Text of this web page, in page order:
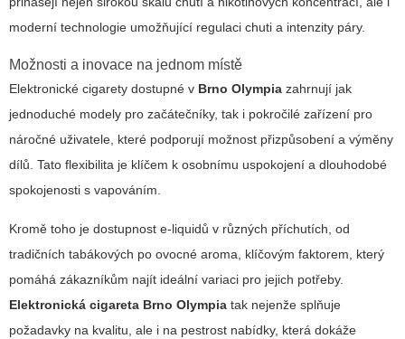
moderní technologie umožňující regulaci chuti a intenzity páry.
Možnosti a inovace na jednom místě
Elektronické cigarety dostupné v Brno Olympia zahrnují jak
jednoduché modely pro začátečníky, tak i pokročilé zařízení pro
náročné uživatele, které podporují možnost přizpůsobení a výměny
dílů. Tato flexibilita je klíčem k osobnímu uspokojení a dlouhodobé
spokojenosti s vapováním.
Kromě toho je dostupnost e-liquidů v různých příchutích, od
tradičních tabákových po ovocné aroma, klíčovým faktorem, který
pomáhá zákazníkům najít ideální variaci pro jejich potřeby.
Elektronická cigareta Brno Olympia tak nejenže splňuje
požadavky na kvalitu, ale i na pestrost nabídky, která dokáže